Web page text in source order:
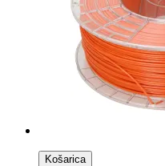
Košarica